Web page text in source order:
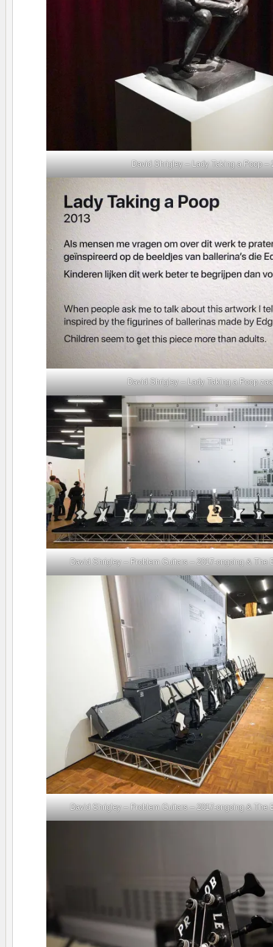
David Shrigley – Lady Taking a Poop –
David Shrigley – Lady Taking a Poop
David Shrigley – Problem Guitars – 2017-ongoing & The
David Shrigley – Problem Guitars – 2017-ongoing & The